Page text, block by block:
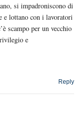
si impadroniscono di
e lottano con i lavoratori
scampo per un vecchio
e
Reply